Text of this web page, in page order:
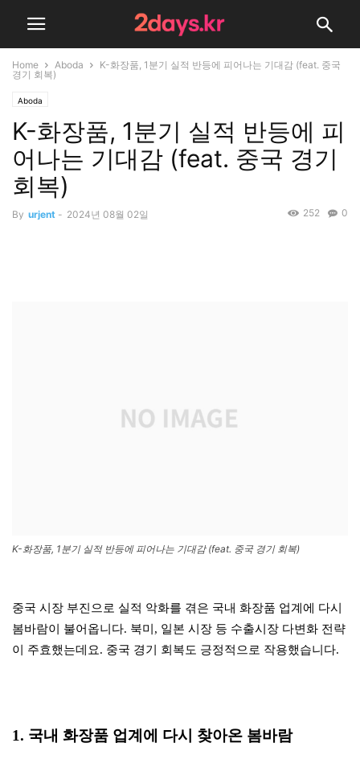
Home Aboda
K-화장품, 1분기 실적 반등에 피어나는 기대감 (feat. 중국
경기 회복)
Aboda
K-화장품, 1분기 실적 반등에 피
어나는 기대감 (feat. 중국 경기
회복)
By urjent - 2024년 08월 02일 0
252
K-화장품, 1분기 실적 반등에 피어나는 기대감 (feat. 중국 경기 회복)
중국 시장 부진으로 실적 악화를 겪은 국내 화장품 업계에 다시
봄바람이 불어옵니다. 북미, 일본 시장 등 수출시장 다변화 전략
이 주효했는데요. 중국 경기 회복도 긍정적으로 작용했습니다.
1. 국내 화장품 업계에 다시 찾아온 봄바람